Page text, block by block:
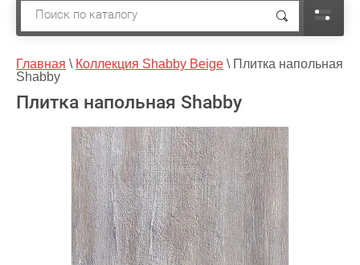
Главная \ Коллекция Shabby Beige \ Плитка напольная
Shabby
Плитка напольная Shabby